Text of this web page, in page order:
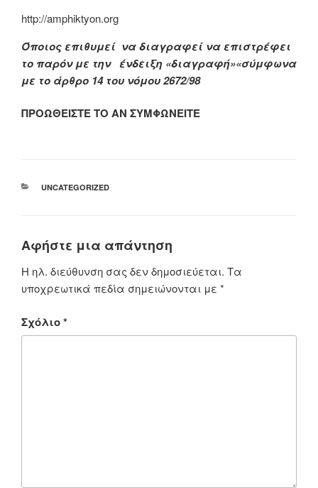
http://amphiktyon.org
Όποιος επιθυμεί να διαγραφεί να επιστρέφει
το παρόν με την ένδειξη «διαγραφή»«σύμφωνα
με το άρθρο 14 του νόμου 2672/98
ΠΡΟΩΘΕΙΣΤΕ ΤΟ ΑΝ ΣΥΜΦΩΝΕΙΤΕ
ΚΑΤΗΓΟΡΊΕΣ
UNCATEGORIZED
Αφήστε μια απάντηση
Η ηλ. διεύθυνση σας δεν δημοσιεύεται. Τα
υποχρεωτικά πεδία σημειώνονται με *
Σχόλιο*